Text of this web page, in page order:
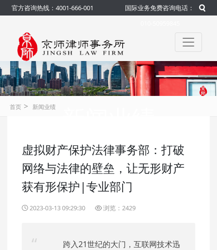
官方咨询热线：4001-666-001
国际业务免费咨询电话：
官方 咨询热线：4001-666-001
首页 > 新闻业绩
虚拟财产保护法律事务部：打破
网络与法律的壁垒，让无形财产
获有形保护|专业部门
2023-03-13 09:29:30 浏览：2429
跨入21世纪的大门，互联网技术迅